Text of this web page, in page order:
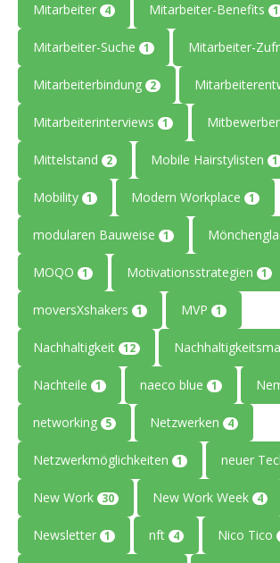
Mitarbeiter 4 Mitarbeiter-Benefits 1
Mitarbeiter-Suche 1 Mitarbeiter-
Mitarbeiterbindung 2
Mitarbeiterinterviews 1 Mitbewerber
Mittelstand 2 Mobile Hairstylisten 1
Mobility 1 Modern Workplace 1
modularen Bauweise 1
MOQO 1 Motivationsstrategien 1
moversXshakers 1 MVP 1
Nachhaltigkeit 12
Nachteile 1 naeco blue 1
networking 5 Netzwerken 4
Netzwerkmöglichkeiten 1 neuer
New Work 30 New Work Week 4
Newsletter 1 nft 4 Nico Tico